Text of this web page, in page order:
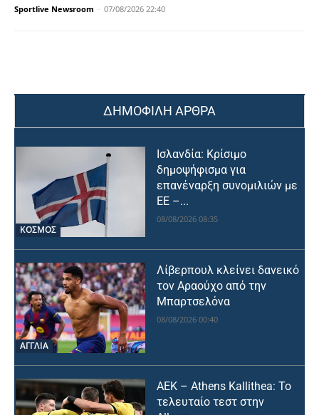
Sportlive Newsroom - 07/08/2026 22:40
ΔΗΜΟΦΙΛΗ ΑΡΘΡΑ
ΚΟΣΜΟΣ
Ισλανδία: Κρίσιμο
δημοψήφισμα για
επανέναρξη συνομιλιών με
ΕΕ –...
08/08/2026 08:35
ΑΓΓΛΙΑ
Λίβερπουλ κλείνει δανεικό
τον Αραούχο από την
Μπαρτσελόνα
08/08/2026 00:40
ΑΕΚ – Athens Kallithea: Το
τελευταίο τεστ στην